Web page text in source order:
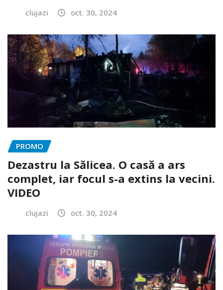
clujazi oct. 30, 2024
PROMO
Dezastru la Sălicea. O casă a ars
complet, iar focul s-a extins la vecini.
VIDEO
clujazi oct. 30, 2024